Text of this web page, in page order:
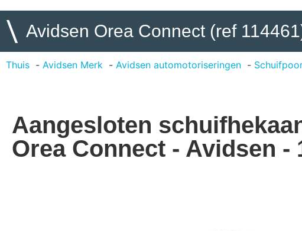
\ Avidsen Orea Connect (ref
Thuis Avidsen Merk Avidsen automotoriseringen
Aangesloten
Orea Connect - Avidsen -